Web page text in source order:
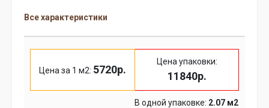
Все характеристики
Цена за 1 м2: 5720р.
Цена упаковки:
11840р.
В одной упаковке: 2.07 м2